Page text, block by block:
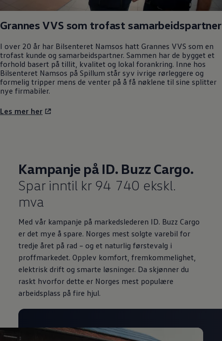
Grannes VVS som trofast samarbeidspartner
I over 20 år har Bilsenteret Namsos hatt Grannes VVS som en
trofast kunde og samarbeidspartner. Sammen har de bygget et
forhold basert på tillit, kvalitet og lokal forankring. Inne hos
Bilsenteret Namsos på Spillum står syv ivrige rørleggere og
formelig tripper mens de venter på å få nøklene til sine splitter
nye firmabiler.
Les mer her
Kampanje på ID. Buzz Cargo.
Spar inntil kr 94 740 ekskl.
mva
Med vår kampanje på markedslederen ID. Buzz Cargo
er det mye å spare. Norges mest solgte varebil for
tredje året på rad – og et naturlig førstevalg i
proffmarkedet. Opplev komfort, fremkommelighet,
elektrisk drift og smarte løsninger. Da skjønner du
raskt hvorfor dette er Norges mest populære
arbeidsplass på fire hjul.